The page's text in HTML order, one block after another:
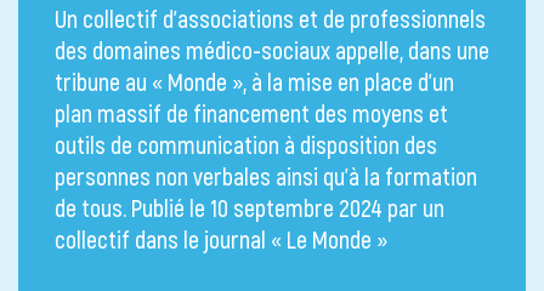
Un collectif d’associations et de professionnels
des domaines médico-sociaux appelle, dans une
tribune au « Monde », à la mise en place d’un
plan massif de financement des moyens et
outils de communication à disposition des
personnes non verbales ainsi qu’à la formation
de tous. Publié le 10 septembre 2024 par un
collectif dans le journal « Le Monde »